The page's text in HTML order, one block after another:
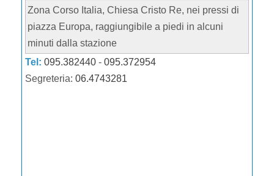
Zona Corso Italia, Chiesa Cristo Re, nei pressi di
piazza Europa, raggiungibile a piedi in alcuni
minuti dalla stazione
Tel: 095.382440 - 095.372954
Segreteria: 06.4743281